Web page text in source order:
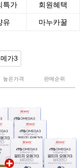
특가 회원혜택
유 마누카꿀
가3
높은가격 판매순위